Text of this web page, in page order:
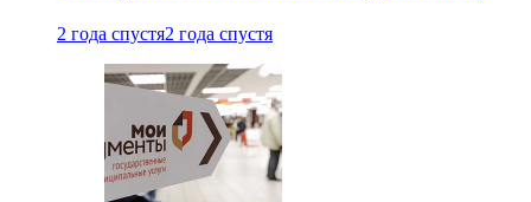
2 года спустя2 года спустя